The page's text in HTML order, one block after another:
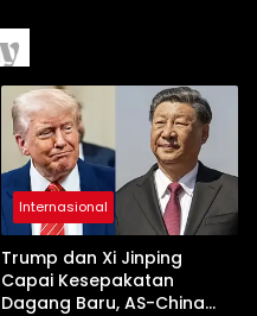
TPP
Internasional
Trump dan Xi Jinping
Capai Kesepakatan
Dagang Baru, AS-China